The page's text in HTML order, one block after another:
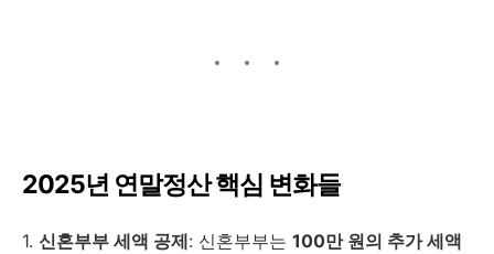
2025년 연말정산 핵심 변화들
1. 신혼부부 세액 공제: 신혼부부는 100만 원의 추가 세액